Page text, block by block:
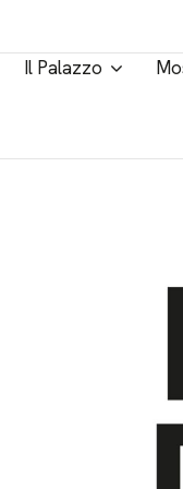
Il Palazzo